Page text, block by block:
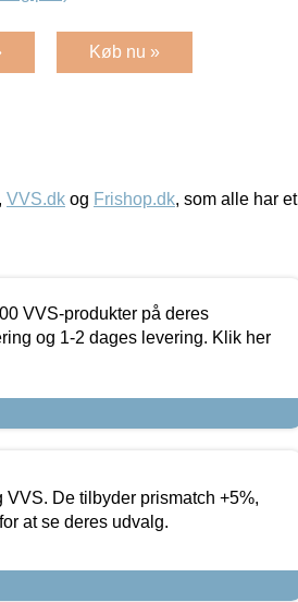
Køb nu »
, VVS.dk og Frishop.dk, som alle har et
VVS-produkter på deres
og 1-2 dages levering. Klik her
De tilbyder prismatch +5%,
at se deres udvalg.